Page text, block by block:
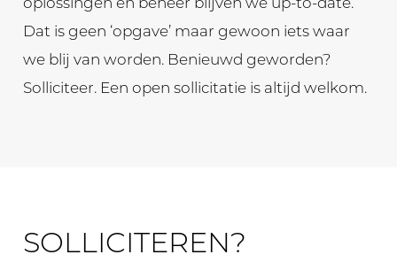
oplossingen en beheer blijven we up-to-date.
Dat is geen ‘opgave’ maar gewoon iets waar
we blij van worden. Benieuwd geworden?
Solliciteer. Een open sollicitatie is altijd welkom.
SOLLICITEREN?